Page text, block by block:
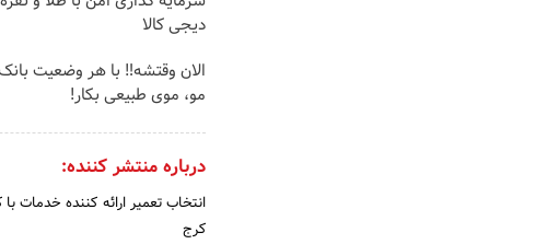
دیجی کالا
الان وقتشه‼️ با هر وضعیت
مو، موی طبیعی بکار!
درباره منتشر کننده:
انتخاب تعمیر ارائه کننده خدمات
کرج